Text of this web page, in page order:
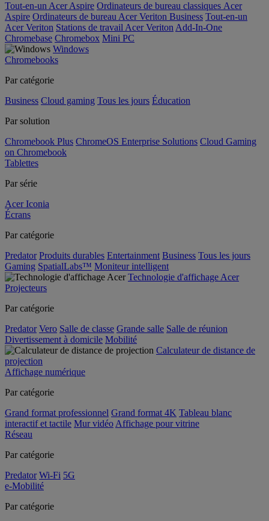
Tout-en-un Acer Aspire Ordinateurs de bureau classiques Acer
Aspire Ordinateurs de bureau Acer Veriton Business Tout-en-un
Acer Veriton Stations de travail Acer Veriton Add-In-One
Chromebase Chromebox Mini PC
Windows
Chromebooks
Par catégorie
Business Cloud gaming Tous les jours Éducation
Par solution
Chromebook Plus ChromeOS Enterprise Solutions Cloud Gaming
on Chromebook
Tablettes
Par série
Acer Iconia
Écrans
Par catégorie
Predator Produits durables Entertainment Business Tous les jours
Gaming SpatialLabs™ Moniteur intelligent
Technologie d'affichage Acer
Projecteurs
Par catégorie
Predator Vero Salle de classe Grande salle Salle de réunion
Divertissement à domicile Mobilité
Calculateur de distance de
projection
Affichage numérique
Par catégorie
Grand format professionnel Grand format 4K Tableau blanc
interactif et tactile Mur vidéo Affichage pour vitrine
Réseau
Par catégorie
Predator Wi-Fi 5G
e-Mobilité
Par catégorie